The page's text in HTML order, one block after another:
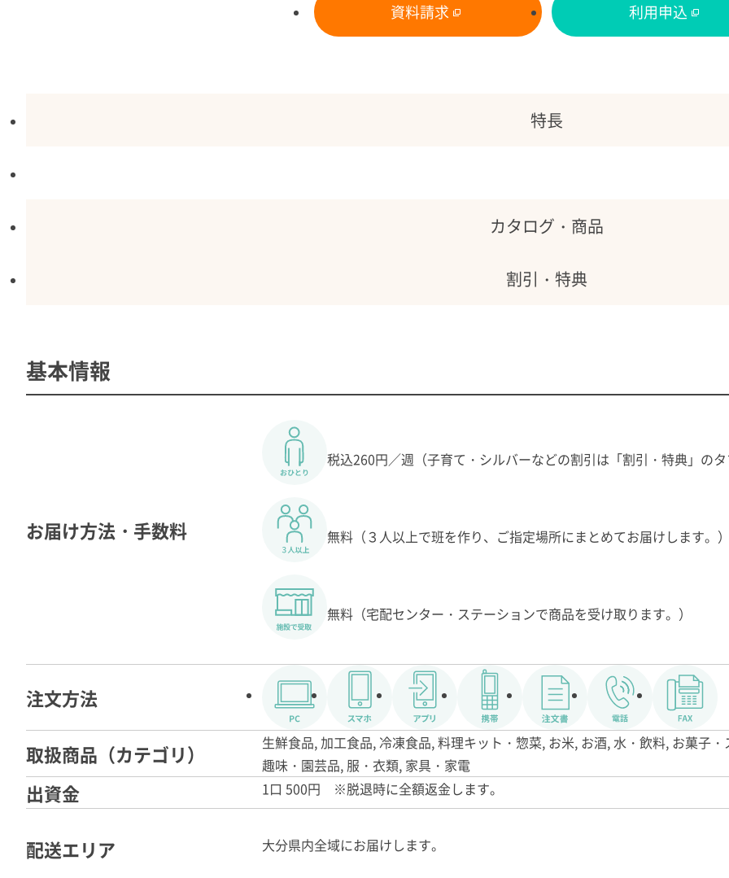
資料請求 利用申込
特長
カタログ・ 商品
割引・特典
基本情報
お届け方法・手数料
税込260円／週（子育て・シルバーなどの割引は「割引・特典」のタ
無料（３人以上で班を作り、ご指定場所にまとめてお届けします。）
無料（宅配センター・ステーションで商品を受け取ります。）
注文方法
取扱商品（カテゴリ）
生鮮食品, 加工食品, 冷凍食品, 料理キット・惣菜, お米, お酒, 水・飲料, お菓子
趣味・園芸品, 服・衣類, 家具・家電
出資金 1口 500円 ※脱退時に全額返金します。
配送エリア 大分県内全域にお届けします。